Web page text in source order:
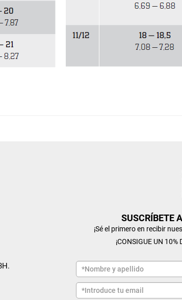
SUSCRÍBETE
¡Sé el primero en recibir
¡CONSIGUE UN